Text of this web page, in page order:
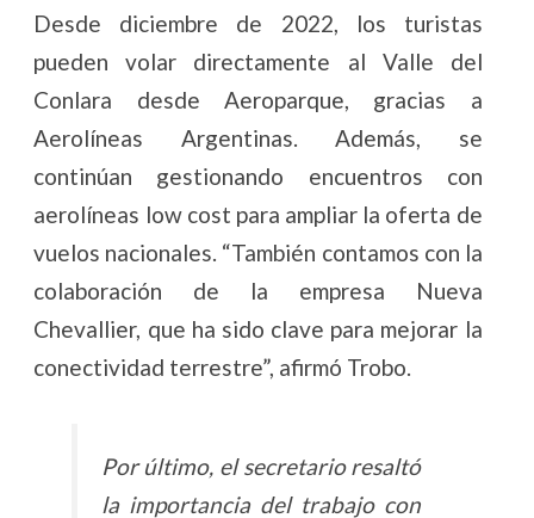
Desde diciembre de 2022, los turistas
pueden volar directamente al Valle del
Conlara desde Aeroparque, gracias a
Aerolíneas Argentinas. Además, se
continúan gestionando encuentros con
aerolíneas low cost para ampliar la oferta de
vuelos nacionales. “También contamos con la
colaboración de la empresa Nueva
Chevallier, que ha sido clave para mejorar la
conectividad terrestre”, afirmó Trobo.
Por último, el secretario resaltó
la importancia del trabajo con